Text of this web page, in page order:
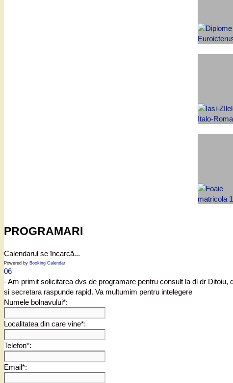
PROGRAMARI
Calendarul se încarcă...
Powered by Booking Calendar
06
- Am primit solicitarea dvs de programare pentru consult la dl dr
si secretara raspunde rapid. Va multumim pentru intelegere
Numele bolnavului*:
Localitatea din care vine*:
Telefon*:
Email*: